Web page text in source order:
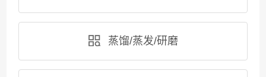
蒸馏/蒸发/研磨